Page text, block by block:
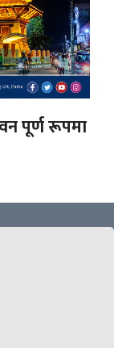
पूर्ण रूपमा